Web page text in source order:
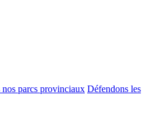
nos parcs provinciaux Défendons les